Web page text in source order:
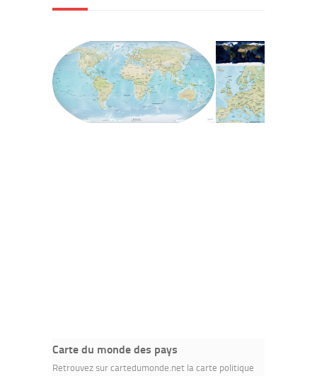
Carte du monde des pays
Retrouvez sur cartedumonde.net la carte politique